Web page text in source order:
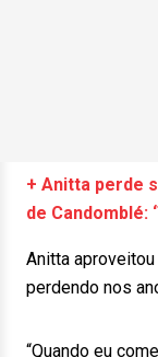
+ Anitta perde
de Candomblé:
Anitta
perdendo nos
“Quando eu